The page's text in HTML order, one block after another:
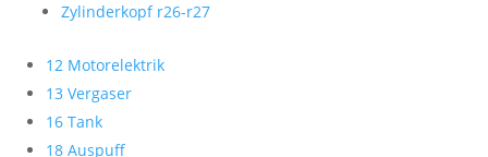
Zylinderkopf r26-r27
12 Motorelektrik
13 Vergaser
16 Tank
18 Auspuff